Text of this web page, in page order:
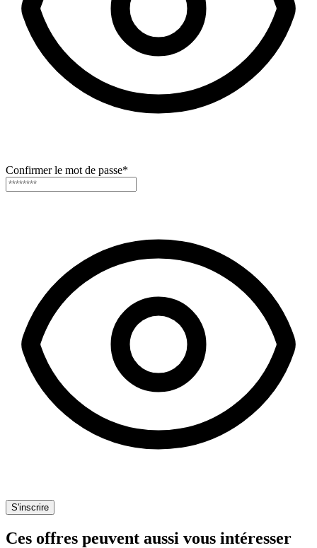
Confirmer le mot de passe*
S'inscrire
Ces offres peuvent aussi vous intéresser